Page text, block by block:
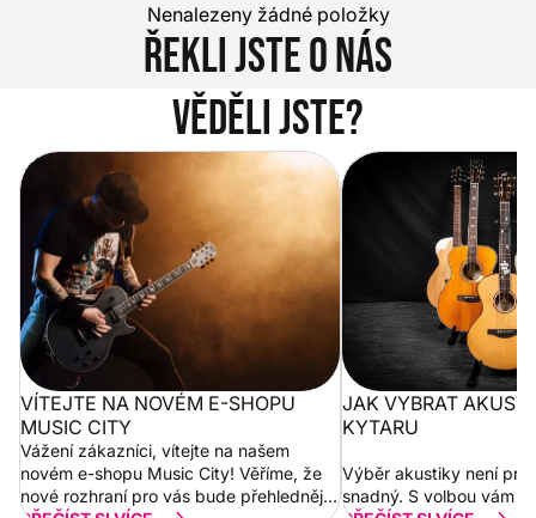
Nenalezeny žádné položky
Řekli jste o nás
Věděli jste?
Vítejte na novém e-shopu Music
City
VÍTEJTE NA NOVÉM E-SHOPU
MUSIC CITY
Vážení zákazníci, vítejte na našem
novém e-shopu Music City! Věříme, že
nové rozhraní pro vás bude přehlednější
Jak vybrat
JAK VYBRAT
KYTARU
Výběr akustiky není pro
snadný. S volbou vám